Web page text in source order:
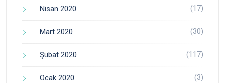
Nisan 2020 (17)
Mart 2020 (30)
Şubat 2020 (117)
Ocak 2020 (3)